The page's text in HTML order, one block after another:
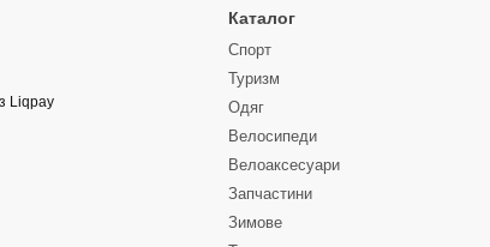
Каталог
Спорт
Туризм
Одяг
Велосипеди
Велоаксесуари
Запчастини
Зимове